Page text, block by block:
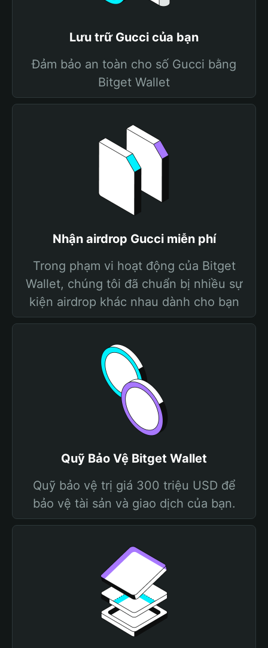
Lưu trữ Gucci của bạn
Đảm bảo an toàn cho số Gucci bằng
Bitget Wallet
Nhận airdrop Gucci miễn phí
Trong phạm vi hoạt động của Bitget
Wallet, chúng tôi đã chuẩn bị nhiều sự
kiện airdrop khác nhau dành cho bạn
Quỹ Bảo Vệ Bitget Wallet
Quỹ bảo vệ trị giá 300 triệu USD để
bảo vệ tài sản và giao dịch của bạn.